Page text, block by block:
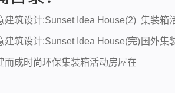
建筑设计:Sunset Idea House(2) 集装箱
建筑设计:Sunset Idea House(完) 国外集
而成时尚环保集装箱活动房屋在